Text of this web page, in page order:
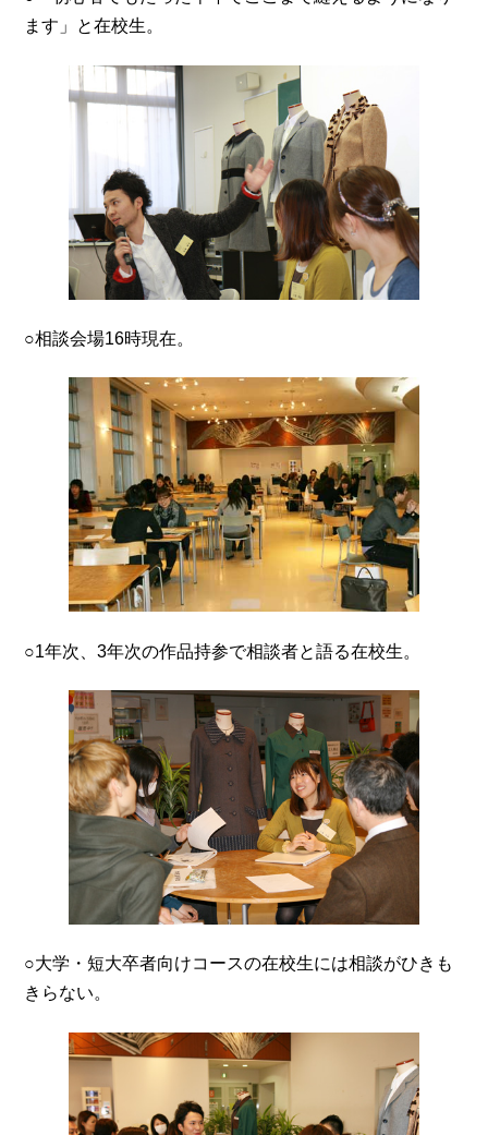
ます」と在校生。
○相談会場16時現在。
○1年次、3年次の作品持参で相談者と語る在校生。
○大学・短大卒者向けコースの在校生には相談がひきも
きらない。